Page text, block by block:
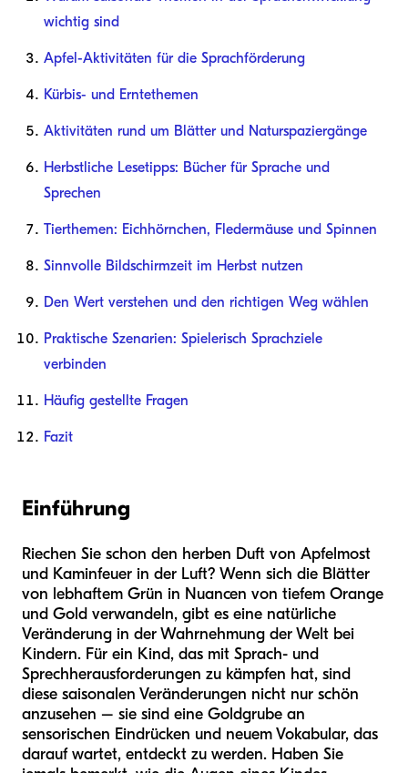
wichtig sind
Apfel-Aktivitäten für die Sprachförderung
Kürbis- und Erntethemen
Aktivitäten rund um Blätter und Naturspaziergänge
Herbstliche Lesetipps: Bücher für Sprache und
Sprechen
Tierthemen: Eichhörnchen, Fledermäuse und Spinnen
Sinnvolle Bildschirmzeit im Herbst nutzen
Den Wert verstehen und den richtigen Weg wählen
Praktische Szenarien: Spielerisch Sprachziele
verbinden
Häufig gestellte Fragen
Fazit
Einführung
Riechen Sie schon den herben Duft von Apfelmost
und Kaminfeuer in der Luft? Wenn sich die Blätter
von lebhaftem Grün in Nuancen von tiefem Orange
und Gold verwandeln, gibt es eine natürliche
Veränderung in der Wahrnehmung der Welt bei
Kindern. Für ein Kind, das mit Sprach- und
Sprechherausforderungen zu kämpfen hat, sind
diese saisonalen Veränderungen nicht nur schön
anzusehen – sie sind eine Goldgrube an
sensorischen Eindrücken und neuem Vokabular, das
darauf wartet, entdeckt zu werden. Haben Sie